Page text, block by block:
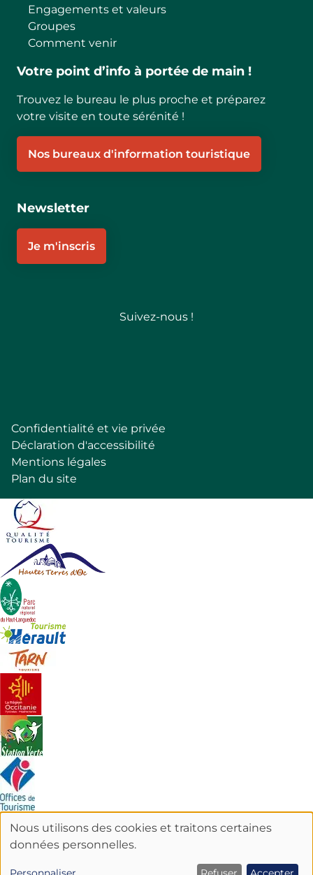
Engagements et valeurs
Groupes
Comment venir
Votre point d’info à portée de main !
Trouvez le bureau le plus proche et préparez
votre visite en toute sérénité !
Nos bureaux d'information touristique
Newsletter
Je m'inscris
Suivez-nous !
Pied
de
page
Confidentialité et vie privée
Déclaration d'accessibilité
Mentions légales
Plan du site
UTILISATION
DES
Nous utilisons des cookies et traitons certaines
données personnelles.